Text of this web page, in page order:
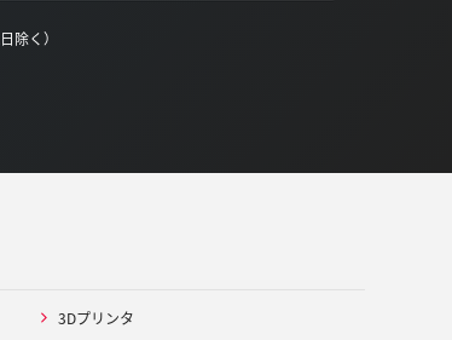
除く）
3Dプリンタ